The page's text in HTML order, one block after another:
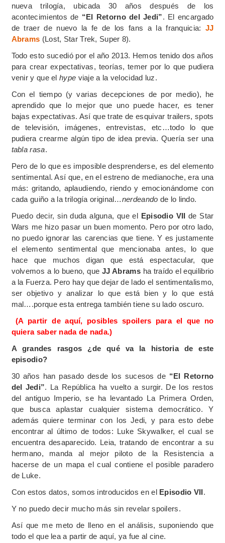
nueva trilogía, ubicada 30 años después de los
acontecimientos de “El Retorno del Jedi”. El encargado
de traer de nuevo la fe de los fans a la franquicia: JJ
Abrams (Lost, Star Trek, Super 8).
Todo esto sucedió por el año 2013. Hemos tenido dos años
para crear expectativas, teorías, temer por lo que pudiera
venir y que elhype viaje a la velocidad luz.
Con el tiempo (y varias decepciones de por medio), he
aprendido que lo mejor que uno puede hacer, es tener
bajas expectativas. Así que trate de esquivar trailers, spots
de televisión, imágenes, entrevistas, etc…todo lo que
pudiera crearme algún tipo de idea previa. Quería ser una
tabla rasa.
Pero de lo que es imposible desprenderse, es del elemento
sentimental. Así que, en el estreno de medianoche, era una
más: gritando, aplaudiendo, riendo y emocionándome con
cada guiño a la trilogía original…nerdeando de lo lindo.
Puedo decir, sin duda alguna, que el Episodio VII de Star
Wars me hizo pasar un buen momento. Pero por otro lado,
no puedo ignorar las carencias que tiene. Y es justamente
el elemento sentimental que mencionaba antes, lo que
hace que muchos digan que está espectacular, que
volvemos a lo bueno, que JJ Abramsha traído el equilibrio
a la Fuerza. Pero hay que dejar de lado el sentimentalismo,
ser objetivo y analizar lo que está bien y lo que está
mal….porque esta entrega también tiene su lado oscuro.
(A partir de aquí, posibles spoilers para el que no
quiera saber nada de nada.)
A grandes rasgos ¿de qué va la historia de este
episodio?
30 años han pasado desde los sucesos de “El Retorno
del Jedi”. La República ha vuelto a surgir. De los restos
del antiguo Imperio, se ha levantado La Primera Orden,
que busca aplastar cualquier sistema democrático. Y
además quiere terminar con los Jedi, y para esto debe
encontrar al último de todos: Luke Skywalker, el cual se
encuentra desaparecido. Leia, tratando de encontrar a su
hermano, manda al mejor piloto de la Resistencia a
hacerse de un mapa el cual contiene el posible paradero
de Luke.
Con estos datos, somos introducidos en el Episodio VII.
Y no puedo decir mucho más sin revelar spoilers.
Así que me meto de lleno en el análisis, suponiendo que
todo el que lea a partir de aquí, ya fue al cine.